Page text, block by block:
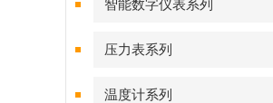
智能数字仪表系列
压力表系列
温度计系列